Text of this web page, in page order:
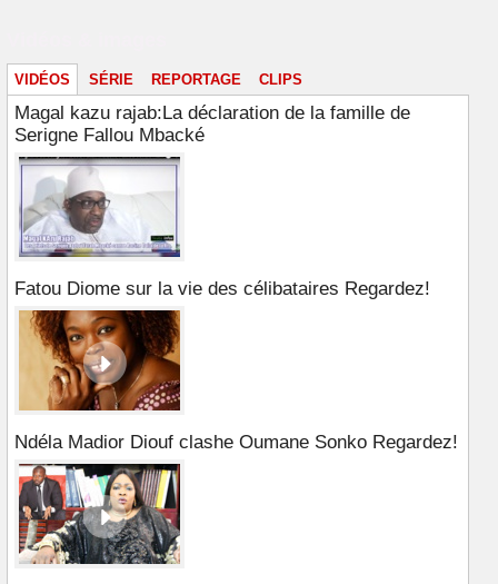
VIDÉOS SÉRIE REPORTAGE CLIPS
Magal kazu rajab:La déclaration de la famille de
Serigne Fallou Mbacké
Fatou Diome sur la vie des célibataires Regardez!
Ndéla Madior Diouf clashe Oumane Sonko Regardez!